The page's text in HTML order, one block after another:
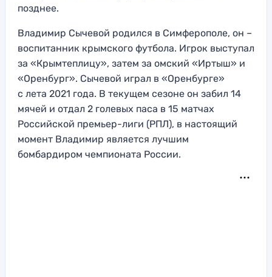
позднее.
Владимир Сычевой родился в Симферополе, он –
воспитанник крымского футбола. Игрок выступал
за «Крымтеплицу», затем за омский «Иртыш» и
«Оренбург». Сычевой играл в «Оренбурге»
с лета 2021 года. В текущем сезоне он забил 14
мячей и отдал 2 голевых паса в 15 матчах
Российской премьер-лиги (РПЛ), в настоящий
момент Владимир является лучшим
бомбардиром чемпионата России.